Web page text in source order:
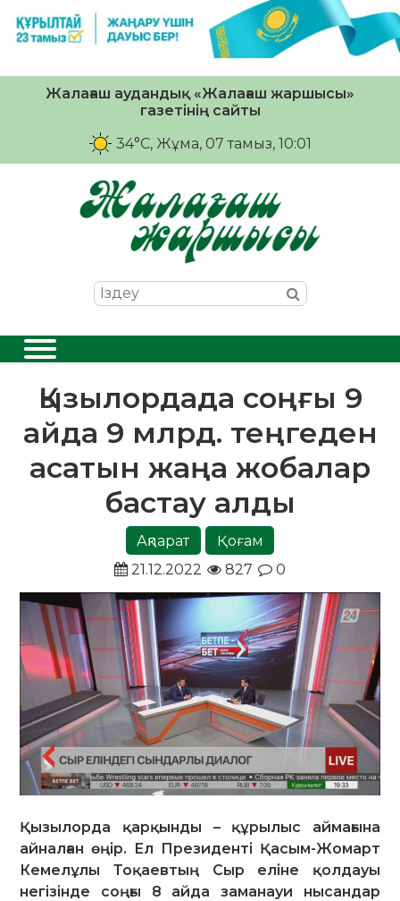
Жалағаш аудандық «Жалағаш жаршысы»
газетінің сайты
34°C, Жұма, 07 тамыз, 10:01
Қызылордада соңғы 9
айда 9 млрд. теңгеден
асатын жаңа жобалар
бастау алды
Ақпарат
Қоғам
21.12.2022
827 0
Қызылорда қарқынды – құрылыс аймағына
айналған өңір. Ел Президенті Қасым-Жомарт
Кемелұлы Тоқаевтың Сыр еліне қолдауы
негізінде соңғы 8 айда заманауи нысандар